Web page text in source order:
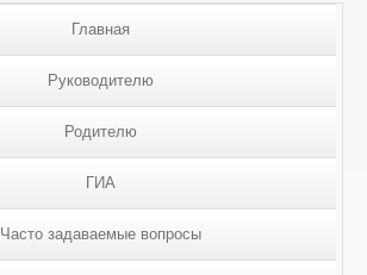
Главная
Руководителю
Родителю
ГИА
Часто задаваемые вопросы